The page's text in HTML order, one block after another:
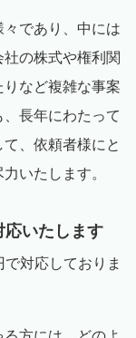
であり、中には
の株式や権利関
など複雑な事案
長年にわたって
、依頼者様にと
いたします。
いたします
対応しておりま